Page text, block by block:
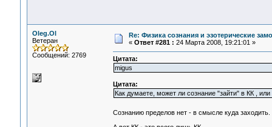
Oleg.Ol
Ветеран
Сообщений: 2769
Re: Физика сознания и эзотерические
« Ответ #281 : 24 Марта 2008, 19:21:01 »
Цитата:
migus
Цитата:
Как думаете, может ли сознание "зайти" в КК ,
Сознанию пределов нет - в смысле куда заходить.